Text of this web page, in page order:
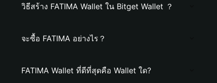
วิธีสร้าง FATIMA Wallet ใน Bitget Wallet ？
จะซื้อ FATIMA อย่างไร？
FATIMA Wallet ที่ดีที่สุดคือ Wallet ใด?